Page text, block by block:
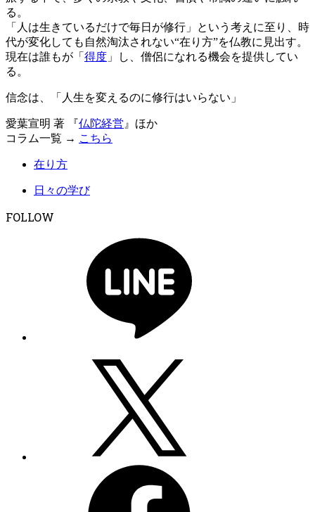
る。
「人は生きているだけで毎日が修行」という考えに至り、時
代が変化しても自然淘汰されない“在り方”を仏教に見出す。
現在は誰もが「 得度 」し、僧侶になれる機会を提供してい
る。
信念は、「人生を変えるのに修行はいらない」
愛葉宣明 著 『仏陀経営 』ほか
コラム一覧 → こちら
在り方
日々の学び
FOLLOW